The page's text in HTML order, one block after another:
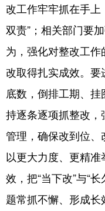
改工作牢牢抓在手上
双责”；相关部门要
为，强化对整改工
改取得扎实成效。
底数，倒排工期、
持逐条逐项抓整改
管理，确保改到位、
以更大力度、更精
效，把“当下改”与“
题常抓不懈、形成